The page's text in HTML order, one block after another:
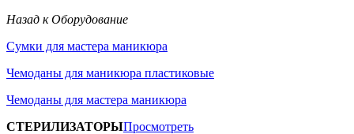
Назад к Оборудование
Сумки для мастера маникюра
Чемоданы для маникюра пластиковые
Чемоданы для мастера маникюра
СТЕРИЛИЗАТОРЫПросмотреть